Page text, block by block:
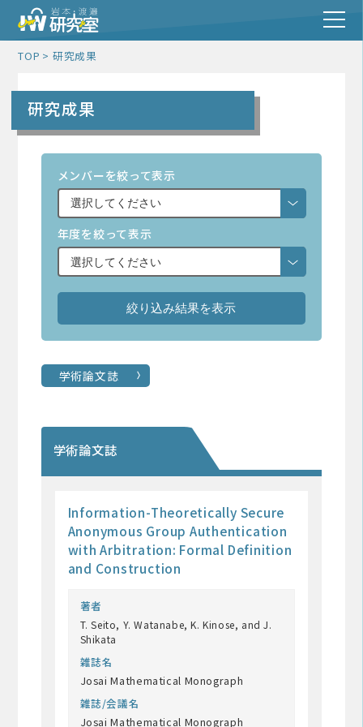
TOP 研究成果
研究成果
メンバーを絞って表示
年度を絞って表示
学術論文誌
学術論文誌
Information-Theoretically Secure
Anonymous Group Authentication
with Arbitration: Formal Definition
and Construction
著者
T. Seito, Y. Watanabe, K. Kinose, and J.
Shikata
雑誌名
Josai Mathematical Monograph
雑誌/会議名
Josai Mathematical Monograph